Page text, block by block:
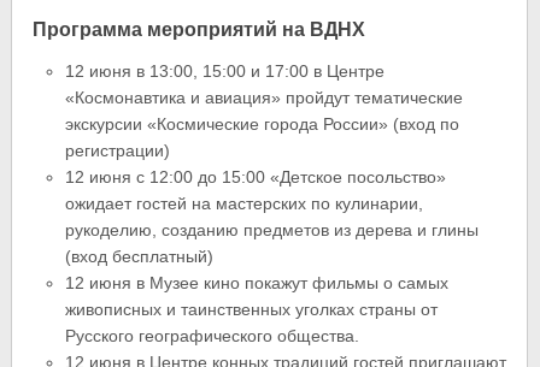
Программа мероприятий на ВДНХ
12 июня в 13:00, 15:00 и 17:00 в Центре
«Космонавтика и авиация» пройдут тематические
экскурсии «Космические города России» (вход по
регистрации)
12 июня с 12:00 до 15:00 «Детское посольство»
ожидает гостей на мастерских по кулинарии,
рукоделию, созданию предметов из дерева и глины
(вход бесплатный)
12 июня в Музее кино покажут фильмы о самых
живописных и таинственных уголках страны от
Русского географического общества.
12 июня в Центре конных традиций гостей приглашают